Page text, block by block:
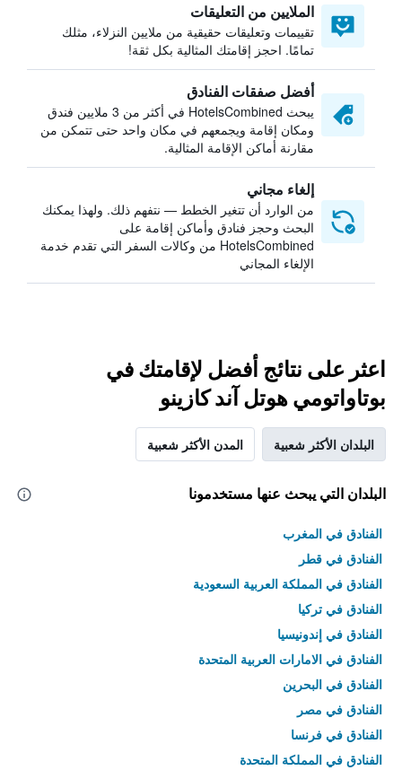
الملايين من التعليقات
تقييمات وتعليقات حقيقية من ملايين النزلاء، مثلك
تمامًا. احجز إقامتك المثالية بكل ثقة!
أفضل صفقات الفنادق
يبحث HotelsCombined في أكثر من 3 ملايين فندق
ومكان إقامة ويجمعهم في مكان واحد حتى تتمكن من
مقارنة أماكن الإقامة المثالية.
إلغاء مجاني
من الوارد أن تتغير الخطط — نتفهم ذلك. ولهذا يمكنك
البحث وحجز فنادق وأماكن إقامة على
HotelsCombined من وكالات السفر التي تقدم خدمة
الإلغاء المجاني
اعثر على نتائج أفضل لإقامتك في
بوتاواتومي هوتل آند كازينو
البلدان الأكثر شعبية المدن الأكثر شعبية
البلدان التي يبحث عنها مستخدمونا
الفنادق في المغرب
الفنادق في قطر
الفنادق في المملكة العربية السعودية
الفنادق في تركيا
الفنادق في إندونيسيا
الفنادق في الامارات العربية المتحدة
الفنادق في البحرين
الفنادق في مصر
الفنادق في فرنسا
الفنادق في المملكة المتحدة